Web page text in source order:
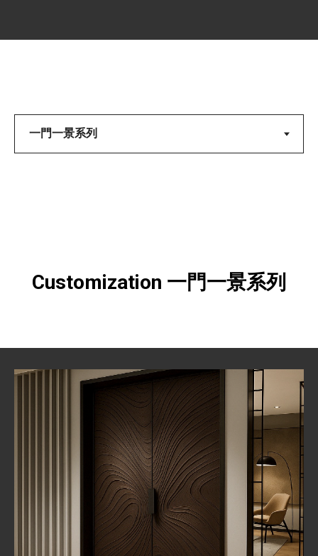
Customization 一門一景系列